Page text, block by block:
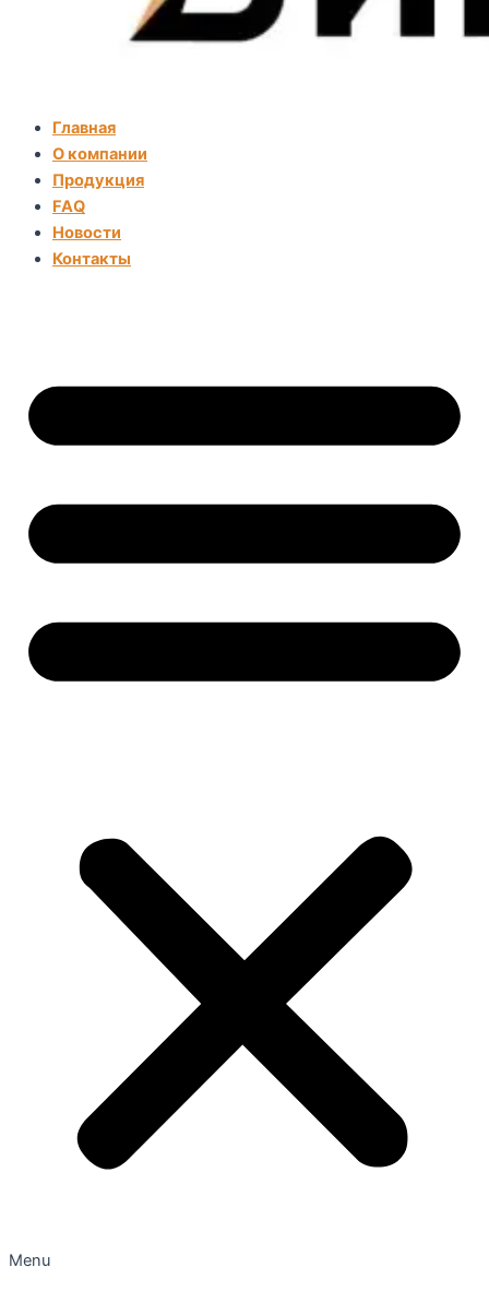
Главная
О компании
Продукция
FAQ
Новости
Контакты
Menu